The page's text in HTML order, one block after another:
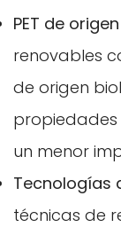
PET de
renovables
de origen
propiedades
un menor
Tecnologías
técnicas de